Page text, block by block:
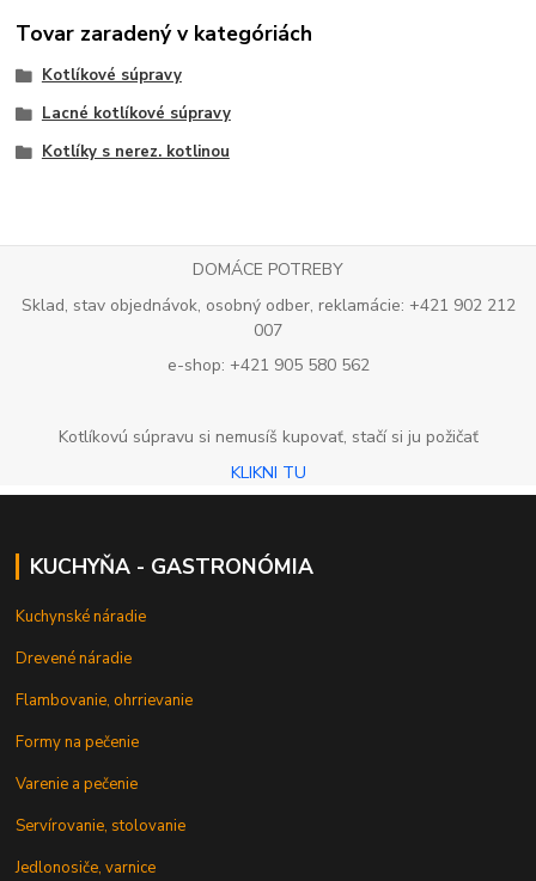
Tovar zaradený v kategóriách
Kotlíkové súpravy
Lacné kotlíkové súpravy
Kotlíky s nerez. kotlinou
DOMÁCE POTREBY
Sklad, stav objednávok, osobný odber, reklamácie: +421 902 212
007
e-shop: +421 905 580 562
Kotlíkovú súpravu si nemusíš kupovať, stačí si ju požičať
KLIKNI TU
KUCHYŇA - GASTRONÓMIA
Kuchynské náradie
Drevené náradie
Flambovanie, ohrrievanie
Formy na pečenie
Varenie a pečenie
Servírovanie, stolovanie
Jedlonosiče, varnice